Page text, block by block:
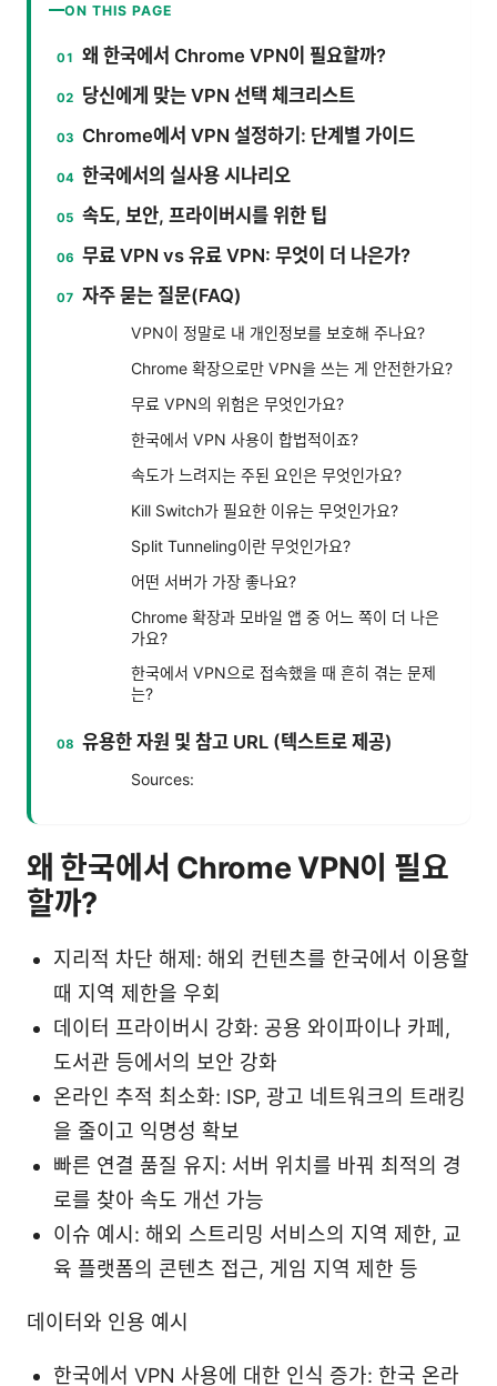
ON THIS PAGE
왜 한국에서 Chrome VPN이 필요할까?
당신에게 맞는 VPN 선택 체크리스트
Chrome에서 VPN 설정하기: 단계별 가이드
한국에서의 실사용 시나리오
속도, 보안, 프라이버시를 위한 팁
무료 VPN vs 유료 VPN: 무엇이 더 나은가?
자주 묻는 질문(FAQ)
VPN이 정말로 내 개인정보를 보호해 주나요?
Chrome 확장으로만 VPN을 쓰는 게 안전한가요?
무료 VPN의 위험은 무엇인가요?
한국에서 VPN 사용이 합법적이죠?
속도가 느려지는 주된 요인은 무엇인가요?
Kill Switch가 필요한 이유는 무엇인가요?
Split Tunneling이란 무엇인가요?
어떤 서버가 가장 좋나요?
Chrome 확장과 모바일 앱 중 어느 쪽이 더 나은
가요?
한국에서 VPN으로 접속했을 때 흔히 겪는 문제
는?
유용한 자원 및 참고 URL (텍스트로 제공)
Sources:
왜 한국에서 Chrome VPN이 필요
할까?
지리적 차단 해제: 해외 컨텐츠를 한국에서 이용할
때 지역 제한을 우회
데이터 프라이버시 강화: 공용 와이파이나 카페,
도서관 등에서의 보안 강화
온라인 추적 최소화: ISP, 광고 네트워크의 트래킹
을 줄이고 익명성 확보
빠른 연결 품질 유지: 서버 위치를 바꿔 최적의 경
로를 찾아 속도 개선 가능
이슈 예시: 해외 스트리밍 서비스의 지역 제한, 교
육 플랫폼의 콘텐츠 접근, 게임 지역 제한 등
데이터와 인용 예시
한국에서 VPN 사용에 대한 인식 증가: 한국 온라